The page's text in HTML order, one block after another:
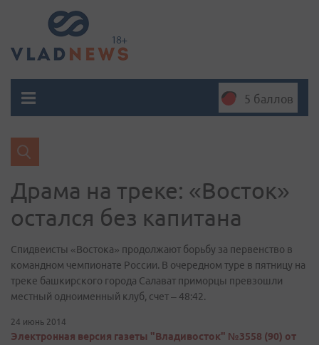
5 баллов
Драма на треке: «Восток»
остался без капитана
Спидвеисты «Востока» продолжают борьбу за первенство в
командном чемпионате России. В очередном туре в пятницу на
треке башкирского города Салават приморцы превзошли
местный одноименный клуб, счет – 48:42.
24 июнь 2014
Электронная версия газеты "Владивосток" №3558 (90) от